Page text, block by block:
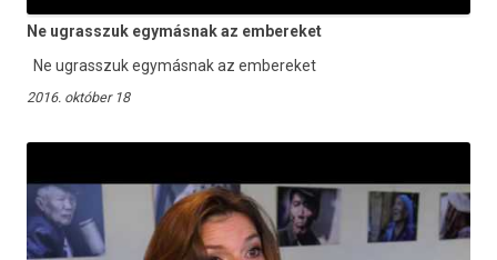
Ne ugrasszuk egymásnak az embereket
Ne ugrasszuk egymásnak az embereket
2016. október 18